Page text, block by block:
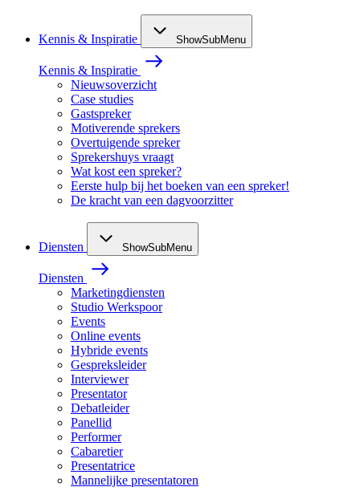
Kennis & Inspiratie ShowSubMenu
Kennis & Inspiratie
Nieuwsoverzicht
Case studies
Gastspreker
Motiverende sprekers
Overtuigende spreker
Sprekershuys vraagt
Wat kost een spreker?
Eerste hulp bij het boeken van een spreker!
De kracht van een dagvoorzitter
Diensten ShowSubMenu
Diensten
Marketingdiensten
Studio Werkspoor
Events
Online events
Hybride events
Gespreksleider
Interviewer
Presentator
Debatleider
Panellid
Performer
Cabaretier
Presentatrice
Mannelijke presentatoren